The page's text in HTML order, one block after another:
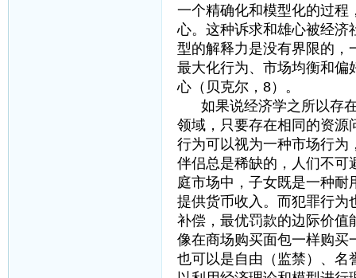
一个精确化和模型化的过程
心。这种诉求和雄心被经济
型的解释力是没有界限的，
最大化行为、市场均衡和偏
心（贝克尔，8）。
如果说经济学之所以存在
领域，只要存在相同的资源
行为可以视为一种市场行为
伴侣总是稀缺的，人们不可
庭市场中，子女既是一种
提供货币收入。而犯罪行为
补偿，最优罚款的边际价值
像在商场购买面包一样购买
也可以是自由（监禁）、名